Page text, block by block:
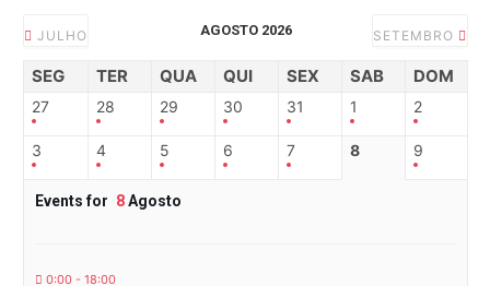
JULHO AGOSTO 2026 SETEMBRO
SEG TER QUA QUI SEX SAB DOM
27 28 29 30 31 1 2
3 4 5 6 7 8 9
Events for 8Agosto
0:00 - 18:00